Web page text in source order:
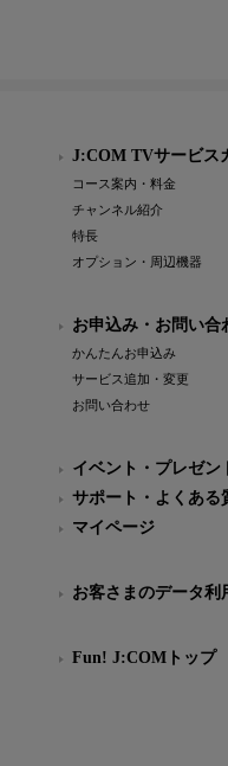
J:COM TVサービス
コース案内・料金
チャンネル紹介
特長
オプション・周辺機器
お申込み・お問い合
かんたんお申込み
サービス追加・変更
お問い合わせ
イベント・プレゼン
サポート・よくある
マイページ
お客さまのデータ利
Fun! J:COMトップ